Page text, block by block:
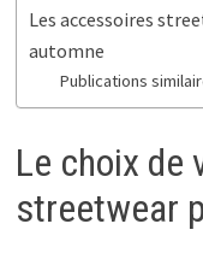
Les accessoires
automne
Publications
Le choix de
streetwear